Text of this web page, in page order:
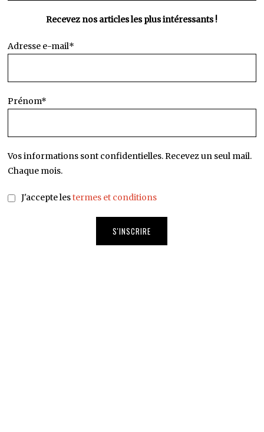
Recevez nos articles les plus intéressants !
Adresse e-mail*
Prénom*
Vos informations sont confidentielles. Recevez un seul mail.
Chaque mois.
J'accepte lestermes et conditions